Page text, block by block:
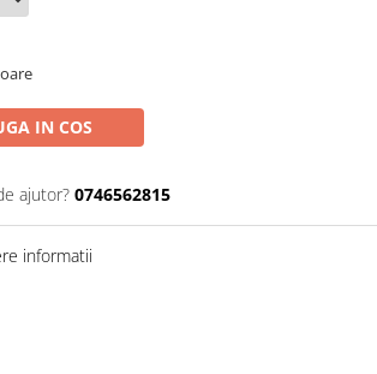
IN COS
ajutor? 0746562815
informatii